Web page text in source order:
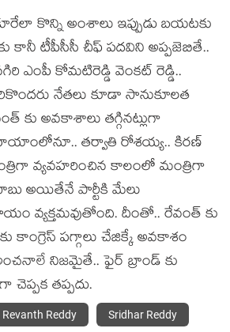
కొన్ని అంశాలు ఇప్పుడు బయటకు
కానీ టీపీసీసీ చీఫ్ పదవిని అప్పజెబితే..
ఎంపీ కోమటిరెడ్డి వెంకట్ రెడ్డి..
నేతలు కూడా సానుకూలత
కు అవకాశాలు తగ్గినట్లుగా
హయాంలోనూ.. తర్వాతి రోశయ్య.. కిరణ్
వ్యవహరించిన కాలంలో మంత్రిగా
అయితేనే పార్టీకి మేలు
వ్యక్తమవుతోంది. దీంతో.. రేవంత్ కు
కాంగ్రెస్ పగ్గాలు చేజిక్కే అవకాశం
నిజమైతే.. ఫైర్ బ్రాండ్ కు
చెప్పక తప్పదు.
Revanth Reddy Sridhar Reddy